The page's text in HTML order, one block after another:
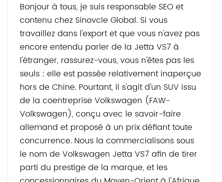
Bonjour à tous, je suis responsable SEO et
contenu chez Sinovcle Global. Si vous
travaillez dans l'export et que vous n'avez pas
encore entendu parler de la Jetta VS7 à
l'étranger, rassurez-vous, vous n'êtes pas les
seuls : elle est passée relativement inaperçue
hors de Chine. Pourtant, il s'agit d'un SUV issu
de la coentreprise Volkswagen (FAW-
Volkswagen), conçu avec le savoir-faire
allemand et proposé à un prix défiant toute
concurrence. Nous la commercialisons sous
le nom de Volkswagen Jetta VS7 afin de tirer
parti du prestige de la marque, et les